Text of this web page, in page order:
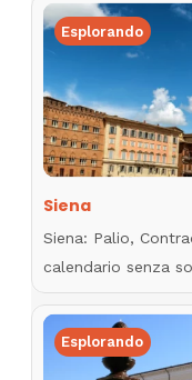
Esplorando
Siena
Siena: Palio,
calendario senza
Esplorando